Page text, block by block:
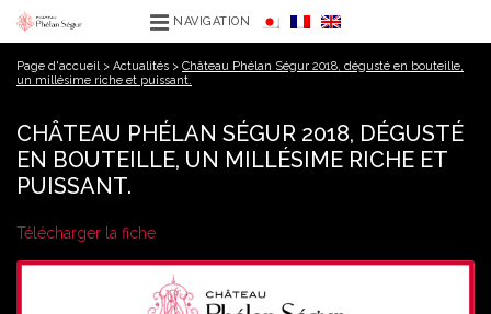
NAVIGATION
Page d'accueil> Actualités > Château Phélan Ségur 2018, dégusté en bouteille,
un millésime riche et puissant.
CHÂTEAU PHÉLAN SÉGUR 2018, DÉGUSTÉ
EN BOUTEILLE, UN MILLÉSIME RICHE ET
PUISSANT.
Télécharger la fiche